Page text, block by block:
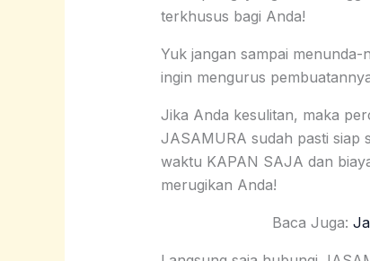
terkhusus bagi Anda!
Yuk jangan sampai
ingin mengurus
Jika Anda kesulitan, maka
JASAMURA sudah pasti siap
waktu KAPAN SAJA dan
merugikan Anda!
Baca Juga: